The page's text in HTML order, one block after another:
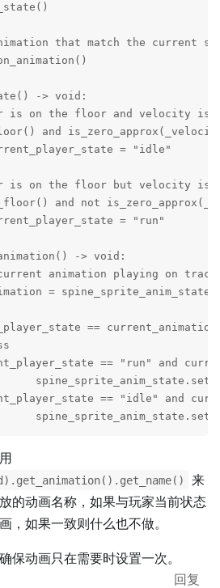
-> void:
-> void:
来
的动画名称，如果与玩家当前状态
，如果一致则什么也不做。
保动画只在需要时设置一次。
回复